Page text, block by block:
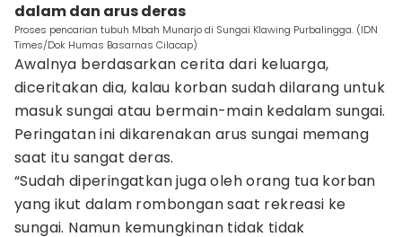
dalam dan arus deras
Proses pencarian tubuh Mbah Munarjo di Sungai Klawing Purbalingga. (IDN
Times/Dok Humas Basarnas Cilacap)
Awalnya berdasarkan cerita dari keluarga,
diceritakan dia, kalau korban sudah dilarang untuk
masuk sungai atau bermain-main kedalam sungai.
Peringatan ini dikarenakan arus sungai memang
saat itu sangat deras.
“Sudah diperingatkan juga oleh orang tua korban
yang ikut dalam rombongan saat rekreasi ke
sungai. Namun kemungkinan tidak tidak